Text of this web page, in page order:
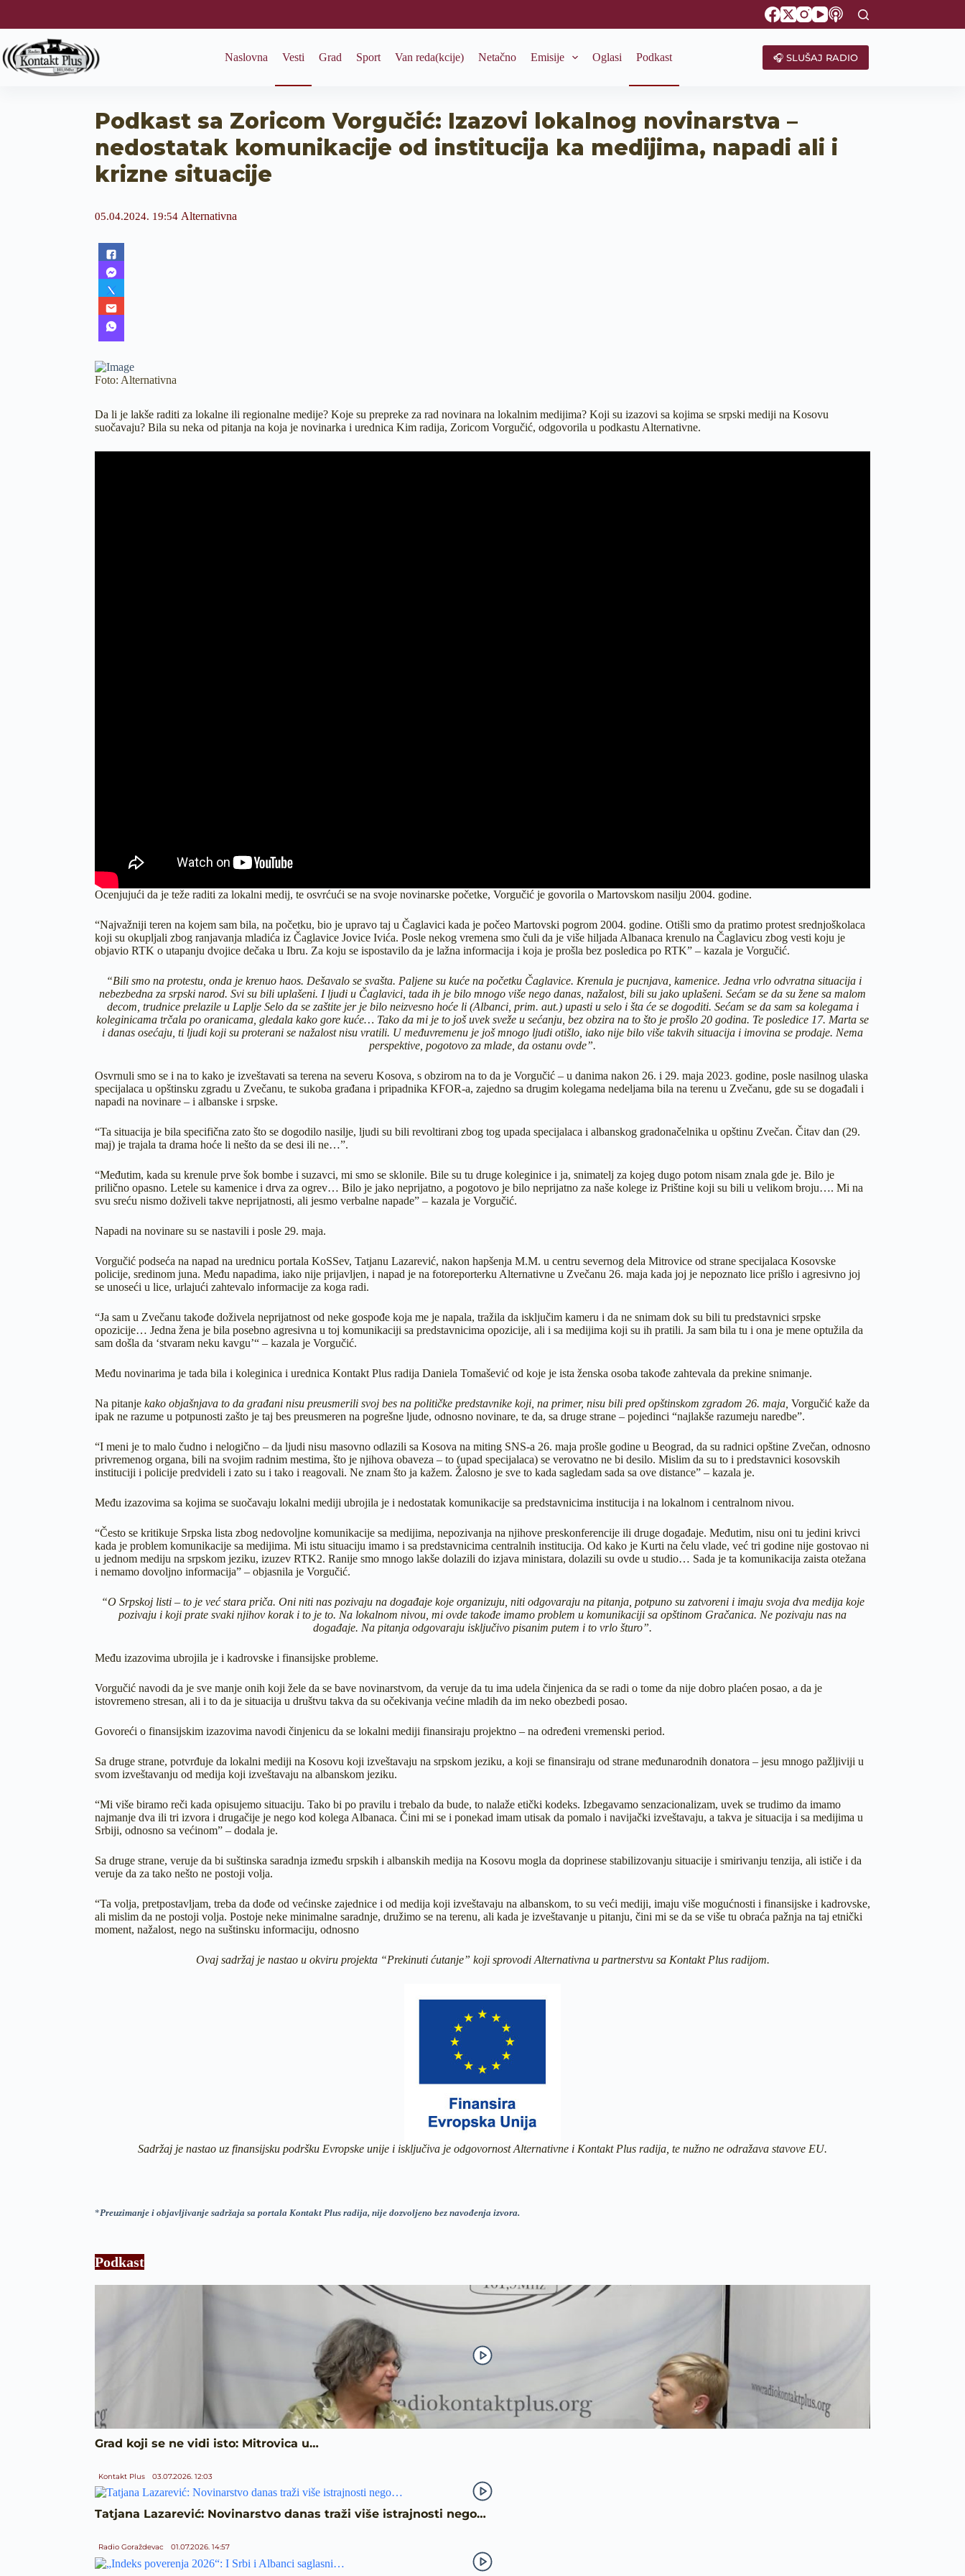
k
p
t
Naslovna Vesti Grad Sport Van reda(kcije) Netačno Emisije Oglasi Podkast 🎧 SLUŠAJ RADIO
Podkast sa Zoricom Vorgučić: Izazovi lokalnog novinarstva –
nedostatak komunikacije od institucija ka medijima, napadi ali i
krizne situacije
05.04.2024. 19:54 Alternativna
Foto: Alternativna
Da li je lakše raditi za lokalne ili regionalne medije? Koje su prepreke za rad novinara na lokalnim medijima? Koji su izazovi sa kojima se srpski mediji na Kosovu
suočavaju? Bila su neka od pitanja na koja je novinarka i urednica Kim radija, Zoricom Vorgučić, odgovorila u podkastu Alternativne.
Ocenjujući da je teže raditi za lokalni medij, te osvrćući se na svoje novinarske početke, Vorgučić je govorila o Martovskom nasilju 2004. godine.
“Najvažniji teren na kojem sam bila, na početku, bio je upravo taj u Čaglavici kada je počeo Martovski pogrom 2004. godine. Otišli smo da pratimo protest srednjoškolaca
koji su okupljali zbog ranjavanja mladića iz Čaglavice Jovice Ivića. Posle nekog vremena smo čuli da je više hiljada Albanaca krenulo na Čaglavicu zbog vesti koju je
objavio RTK o utapanju dvojice dečaka u Ibru. Za koju se ispostavilo da je lažna informacija i koja je prošla bez posledica po RTK” – kazala je Vorgučić.
“Bili smo na protestu, onda je krenuo haos. Dešavalo se svašta. Paljene su kuće na početku Čaglavice. Krenula je pucnjava, kamenice. Jedna vrlo odvratna situacija i
nebezbedna za srpski narod. Svi su bili uplašeni. I ljudi u Čaglavici, tada ih je bilo mnogo više nego danas, nažalost, bili su jako uplašeni. Sećam se da su žene sa malom
decom, trudnice prelazile u Laplje Selo da se zaštite jer je bilo neizvesno hoće li (Albanci, prim. aut.) upasti u selo i šta će se dogoditi. Sećam se da sam sa kolegama i
koleginicama trčala po oranicama, gledala kako gore kuće… Tako da mi je to još uvek sveže u sećanju, bez obzira na to što je prošlo 20 godina. Te posledice 17. Marta se
i danas osećaju, ti ljudi koji su proterani se nažalost nisu vratili. U međuvremenu je još mnogo ljudi otišlo, iako nije bilo više takvih situacija i imovina se prodaje. Nema
perspektive, pogotovo za mlade, da ostanu ovde”.
Osvrnuli smo se i na to kako je izveštavati sa terena na severu Kosova, s obzirom na to da je Vorgučić – u danima nakon 26. i 29. maja 2023. godine, posle nasilnog ulaska
specijalaca u opštinsku zgradu u Zvečanu, te sukoba građana i pripadnika KFOR-a, zajedno sa drugim kolegama nedeljama bila na terenu u Zvečanu, gde su se događali i
napadi na novinare – i albanske i srpske.
“Ta situacija je bila specifična zato što se dogodilo nasilje, ljudi su bili revoltirani zbog tog upada specijalaca i albanskog gradonačelnika u opštinu Zvečan. Čitav dan (29.
maj) je trajala ta drama hoće li nešto da se desi ili ne…”.
“Međutim, kada su krenule prve šok bombe i suzavci, mi smo se sklonile. Bile su tu druge koleginice i ja, snimatelj za kojeg dugo potom nisam znala gde je. Bilo je
prilično opasno. Letele su kamenice i drva za ogrev… Bilo je jako neprijatno, a pogotovo je bilo neprijatno za naše kolege iz Prištine koji su bili u velikom broju…. Mi na
svu sreću nismo doživeli takve neprijatnosti, ali jesmo verbalne napade” – kazala je Vorgučić.
Napadi na novinare su se nastavili i posle 29. maja.
Vorgučić podseća na napad na urednicu portala KoSSev, Tatjanu Lazarević, nakon hapšenja M.M. u centru severnog dela Mitrovice od strane specijalaca Kosovske
policije, sredinom juna. Među napadima, iako nije prijavljen, i napad je na fotoreporterku Alternativne u Zvečanu 26. maja kada joj je nepoznato lice prišlo i agresivno joj
se unoseći u lice, urlajući zahtevalo informacije za koga radi.
“Ja sam u Zvečanu takođe doživela neprijatnost od neke gospođe koja me je napala, tražila da isključim kameru i da ne snimam dok su bili tu predstavnici srpske
opozicije… Jedna žena je bila posebno agresivna u toj komunikaciji sa predstavnicima opozicije, ali i sa medijima koji su ih pratili. Ja sam bila tu i ona je mene optužila da
sam došla da ‘stvaram neku kavgu’“ – kazala je Vorgučić.
Među novinarima je tada bila i koleginica i urednica Kontakt Plus radija Daniela Tomašević od koje je ista ženska osoba takođe zahtevala da prekine snimanje.
Na pitanje kako objašnjava to da građani nisu preusmerili svoj bes na političke predstavnike koji, na primer, nisu bili pred opštinskom zgradom 26. maja, Vorgučić kaže da
ipak ne razume u potpunosti zašto je taj bes preusmeren na pogrešne ljude, odnosno novinare, te da, sa druge strane – pojedinci “najlakše razumeju naredbe”.
“I meni je to malo čudno i nelogično – da ljudi nisu masovno odlazili sa Kosova na miting SNS-a 26. maja prošle godine u Beograd, da su radnici opštine Zvečan, odnosno
privremenog organa, bili na svojim radnim mestima, što je njihova obaveza – to (upad specijalaca) se verovatno ne bi desilo. Mislim da su to i predstavnici kosovskih
instituciji i policije predvideli i zato su i tako i reagovali. Ne znam što ja kažem. Žalosno je sve to kada sagledam sada sa ove distance” – kazala je.
Među izazovima sa kojima se suočavaju lokalni mediji ubrojila je i nedostatak komunikacije sa predstavnicima institucija i na lokalnom i centralnom nivou.
“Često se kritikuje Srpska lista zbog nedovoljne komunikacije sa medijima, nepozivanja na njihove preskonferencije ili druge događaje. Međutim, nisu oni tu jedini krivci
kada je problem komunikacije sa medijima. Mi istu situaciju imamo i sa predstavnicima centralnih institucija. Od kako je Kurti na čelu vlade, već tri godine nije gostovao ni
u jednom mediju na srpskom jeziku, izuzev RTK2. Ranije smo mnogo lakše dolazili do izjava ministara, dolazili su ovde u studio… Sada je ta komunikacija zaista otežana
i nemamo dovoljno informacija” – objasnila je Vorgučić.
“O Srpskoj listi – to je već stara priča. Oni niti nas pozivaju na događaje koje organizuju, niti odgovaraju na pitanja, potpuno su zatvoreni i imaju svoja dva medija koje
pozivaju i koji prate svaki njihov korak i to je to. Na lokalnom nivou, mi ovde takođe imamo problem u komunikaciji sa opštinom Gračanica. Ne pozivaju nas na
događaje. Na pitanja odgovaraju isključivo pisanim putem i to vrlo šturo”.
Među izazovima ubrojila je i kadrovske i finansijske probleme.
Vorgučić navodi da je sve manje onih koji žele da se bave novinarstvom, da veruje da tu ima udela činjenica da se radi o tome da nije dobro plaćen posao, a da je
istovremeno stresan, ali i to da je situacija u društvu takva da su očekivanja većine mladih da im neko obezbedi posao.
Govoreći o finansijskim izazovima navodi činjenicu da se lokalni mediji finansiraju projektno – na određeni vremenski period.
Sa druge strane, potvrđuje da lokalni mediji na Kosovu koji izveštavaju na srpskom jeziku, a koji se finansiraju od strane međunarodnih donatora – jesu mnogo pažljiviji u
svom izveštavanju od medija koji izveštavaju na albanskom jeziku.
“Mi više biramo reči kada opisujemo situaciju. Tako bi po pravilu i trebalo da bude, to nalaže etički kodeks. Izbegavamo senzacionalizam, uvek se trudimo da imamo
najmanje dva ili tri izvora i drugačije je nego kod kolega Albanaca. Čini mi se i ponekad imam utisak da pomalo i navijački izveštavaju, a takva je situacija i sa medijima u
Srbiji, odnosno sa većinom” – dodala je.
Sa druge strane, veruje da bi suštinska saradnja između srpskih i albanskih medija na Kosovu mogla da doprinese stabilizovanju situacije i smirivanju tenzija, ali ističe i da
veruje da za tako nešto ne postoji volja.
“Ta volja, pretpostavljam, treba da dođe od većinske zajednice i od medija koji izveštavaju na albanskom, to su veći mediji, imaju više mogućnosti i finansijske i kadrovske,
ali mislim da ne postoji volja. Postoje neke minimalne saradnje, družimo se na terenu, ali kada je izveštavanje u pitanju, čini mi se da se više tu obraća pažnja na taj etnički
moment, nažalost, nego na suštinsku informaciju, odnosno
Ovaj sadržaj je nastao u okviru projekta “Prekinuti ćutanje” koji sprovodi Alternativna u partnerstvu sa Kontakt Plus radijom.
Sadržaj je nastao uz finansijsku podršku Evropske unije i isključiva je odgovornost Alternativne i Kontakt Plus radija, te nužno ne odražava stavove EU.
*Preuzimanje i objavljivanje sadržaja sa portala Kontakt Plus radija, nije dozvoljeno bez navođenja izvora.
Podkast
Grad koji se ne vidi isto: Mitrovica u…
Kontakt Plus 03.07.2026. 12:03
Tatjana Lazarević: Novinarstvo danas traži više istrajnosti nego…
Radio Goraždevac 01.07.2026. 14:57